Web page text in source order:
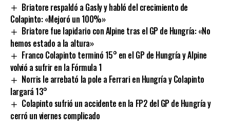
Briatore respaldó a Gasly y habló del crecimiento de
Colapinto: «Mejoró un 100%»
Briatore fue lapidario con Alpine tras el GP de Hungría: «No
hemos estado a la altura»
Franco Colapinto terminó 15° en el GP de Hungría y Alpine
volvió a sufrir en la Fórmula 1
Norris le arrebató la pole a Ferrari en Hungría y Colapinto
largará 13°
Colapinto sufrió un accidente en la FP2 del GP de Hungría y
cerró un viernes complicado